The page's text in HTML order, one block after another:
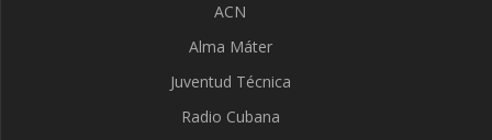
ACN
Alma Máter
Juventud Técnica
Radio Cubana